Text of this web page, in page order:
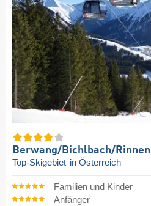
Berwang/​Bichlbach/​Rinnen
Top-Skigebiet in Österreich
Familien und Kinder
Anfänger